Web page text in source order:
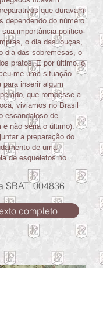
que duravam
dependendo do número
importância político-
o dia das louças,
dia das sobremesas, o
pratos. E por último, o
me uma situação
para inserir algum
que rompesse a
vivíamos no Brasil
escandaloso de
e não seria o último).
a preparação do
de uma
de esqueletos no
SBAT 004836
completo